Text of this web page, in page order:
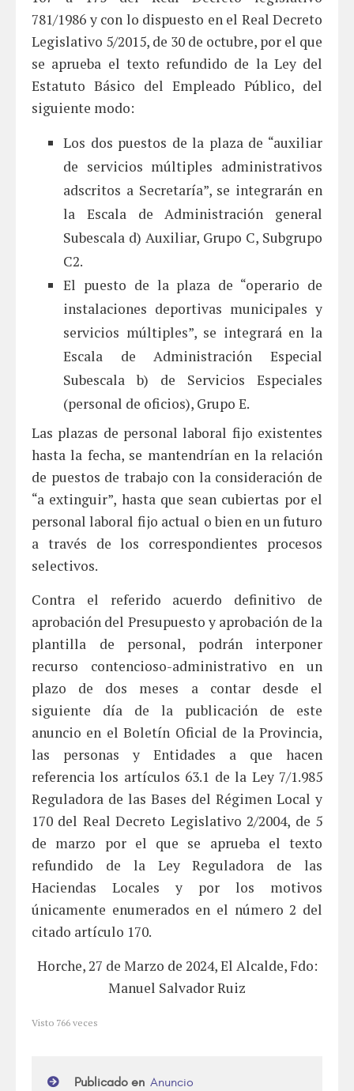
781/1986 y con lo dispuesto en el Real Decreto
Legislativo 5/2015, de 30 de octubre, por el que
se aprueba el texto refundido de la Ley del
Estatuto Básico del Empleado Público, del
siguiente modo:
Los dos puestos de la plaza de “auxiliar
de servicios múltiples administrativos
adscritos a Secretaría”, se integrarán en
la Escala de Administración general
Subescala d) Auxiliar, Grupo C, Subgrupo
C2.
El puesto de la plaza de “operario de
instalaciones deportivas municipales y
servicios múltiples”, se integrará en la
Escala de Administración Especial
Subescala b) de Servicios Especiales
(personal de oficios), Grupo E.
Las plazas de personal laboral fijo existentes
hasta la fecha, se mantendrían en la relación
de puestos de trabajo con la consideración de
“a extinguir”, hasta que sean cubiertas por el
personal laboral fijo actual o bien en un futuro
a través de los correspondientes procesos
selectivos.
Contra el referido acuerdo definitivo de
aprobación del Presupuesto y aprobación de la
plantilla de personal, podrán interponer
recurso contencioso-administrativo en un
plazo de dos meses a contar desde el
siguiente día de la publicación de este
anuncio en el Boletín Oficial de la Provincia,
las personas y Entidades a que hacen
referencia los artículos 63.1 de la Ley 7/1.985
Reguladora de las Bases del Régimen Local y
170 del Real Decreto Legislativo 2/2004, de 5
de marzo por el que se aprueba el texto
refundido de la Ley Reguladora de las
Haciendas Locales y por los motivos
únicamente enumerados en el número 2 del
citado artículo 170.
Horche, 27 de Marzo de 2024, El Alcalde, Fdo:
Manuel Salvador Ruiz
Visto 766 veces
Publicado en Anuncio